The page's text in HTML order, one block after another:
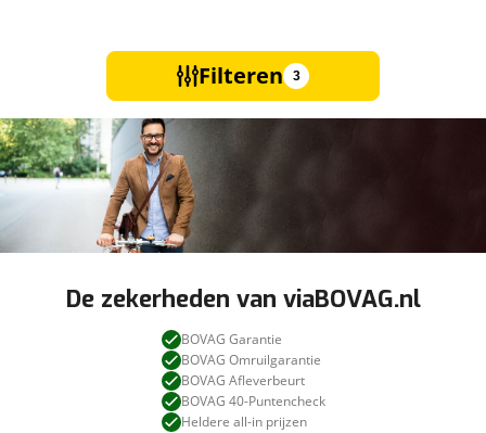
Filteren 3
De zekerheden van viaBOVAG.nl
BOVAG Garantie
BOVAG Omruilgarantie
BOVAG Afleverbeurt
BOVAG 40-Puntencheck
Heldere all-in prijzen